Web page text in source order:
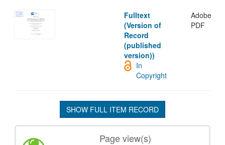
Fulltext
(Version of
Record
(published
version))
Adobe
PDF
In
Copyright
SHOW FULL ITEM RECORD
Page view(s)